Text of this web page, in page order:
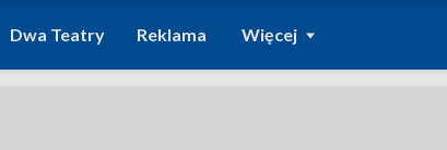
Dwa Teatry Reklama Więcej